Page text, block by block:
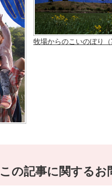
牧場からのこいのぼり（
この記事に関するお